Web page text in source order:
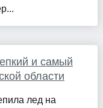
и самый
области
лед на